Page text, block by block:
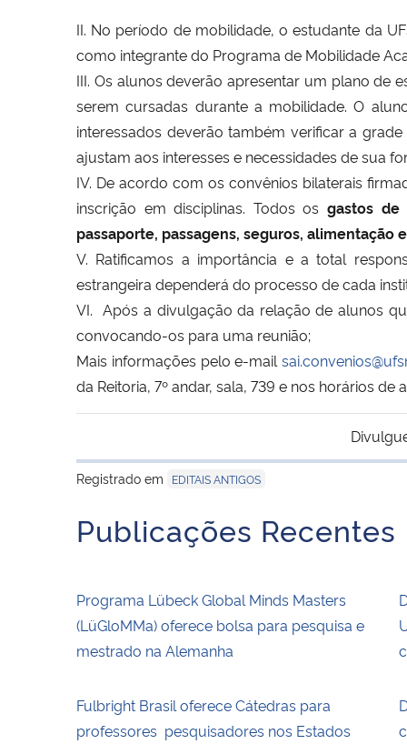
II. No período de mobilidade, o estudante da
como integrante do Programa de Mobilidade
III. Os alunos deverão apresentar um plano de
serem cursadas durante a mobilidade. O
interessados deverão também verificar a
ajustam aos interesses e necessidades de sua
IV. De acordo com os convênios bilaterais
inscrição em disciplinas. Todos os gastos de
passaporte, passagens, seguros, alimentação
V. Ratificamos a importância e a total
estrangeira dependerá do processo de cada
VI. Após a divulgação da relação de alunos
convocando-os para uma reunião;
Mais informações pelo e-mail
da Reitoria, 7º andar, sala, 739 e nos horários de
Registrado em EDITAIS ANTIGOS
Publicações Recentes
Programa Lübeck Global Minds Masters
(LüGloMMa) oferece bolsa para pesquisa e
mestrado na Alemanha
Fulbright Brasil oferece Cátedras para
professores pesquisadores nos Estados